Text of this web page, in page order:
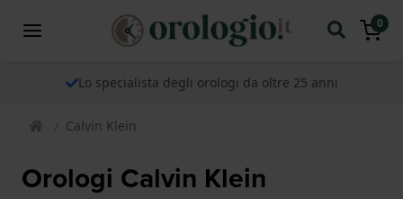
0
Lo specialista degli orologi da oltre 25 anni
Calvin Klein
Orologi Calvin Klein